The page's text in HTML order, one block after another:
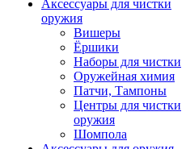
Аксессуары для чистки
оружия
Вишеры
Ёршики
Наборы для чистки
Оружейная химия
Патчи, Тампоны
Центры для чистки
оружия
Шомпола